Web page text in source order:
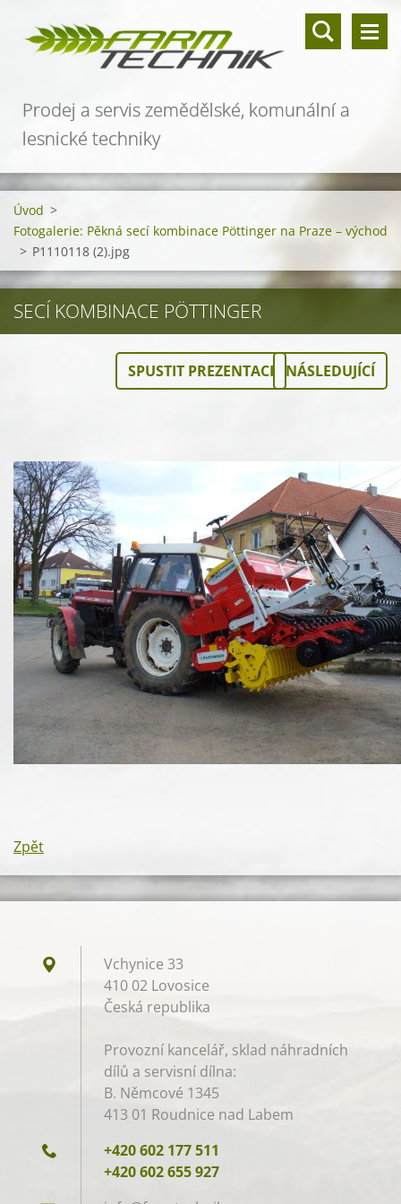
Prodej a servis zemědělské, komunální a
lesnické techniky
Úvod >
Fotogalerie: Pěkná secí kombinace Pöttinger na Praze – východ
> P1110118 (2).jpg
SECÍ KOMBINACE PÖTTINGER
SPUSTIT PREZENTACI NÁSLEDUJÍCÍ
Zpět
Vchynice 33
410 02 Lovosice
Česká republika
Provozní kancelář, sklad náhradních
dílů a servisní dílna:
B. Němcové 1345
413 01 Roudnice nad Labem
+420 602 177 511
+420 602 655 927